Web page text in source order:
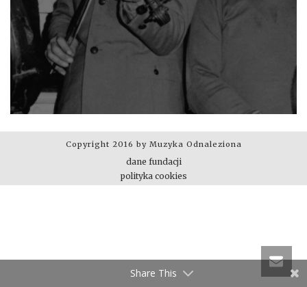
Copyright 2016 by Muzyka Odnaleziona
dane fundacji
polityka cookies
Share This